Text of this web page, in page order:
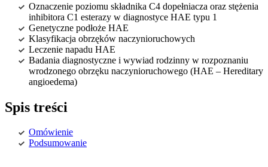
Oznaczenie poziomu składnika C4 dopełniacza oraz stężenia
inhibitora C1 esterazy w diagnostyce HAE typu 1
Genetyczne podłoże HAE
Klasyfikacja obrzęków naczynioruchowych
Leczenie napadu HAE
Badania diagnostyczne i wywiad rodzinny w rozpoznaniu
wrodzonego obrzęku naczynioruchowego (HAE – Hereditary
angioedema)
Spis treści
Omówienie
Podsumowanie